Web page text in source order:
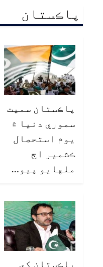
پاڪستان
پاڪستان سميت
سموري دنيا ۾
يوم استحصال
ڪشمير اڄ
ملهايو پيو…
پاڪستان کي